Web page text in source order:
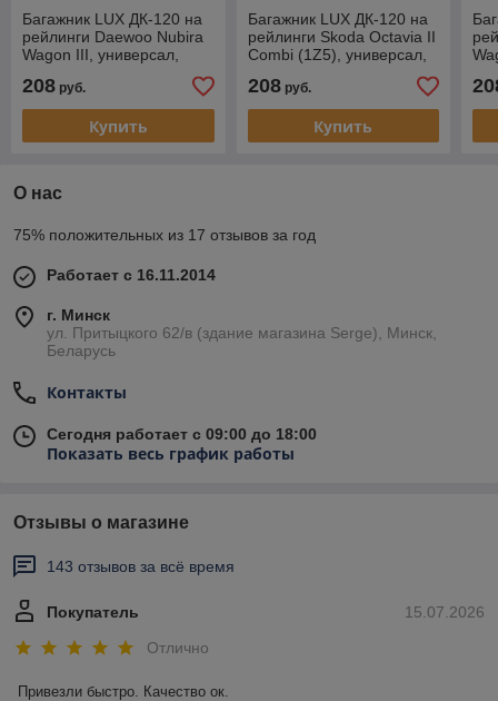
Багажник LUX ДК-120 на
рейлинги Daewoo Nubira
Wagon III, универсал,
208 руб.
Купить
Багажник LUX ДК-120 на
рейлинги Skoda Octavia II
Combi (1Z5), универсал,
208руб.
Купить
О нас
75% положительных из 17 отзывов за год
Работает с 16.11.2014
г. Минск
ул. Притыцкого 62/в (здание магазина Serge), Минск,
Беларусь
Контакты
Сегодня работает с 09:00 до 18:00
Показать весь график работы
Отзывы о магазине
143 отзывов за всё время
15.07.2026
Покупатель
Отлично
Привезли быстро. Качество ок.